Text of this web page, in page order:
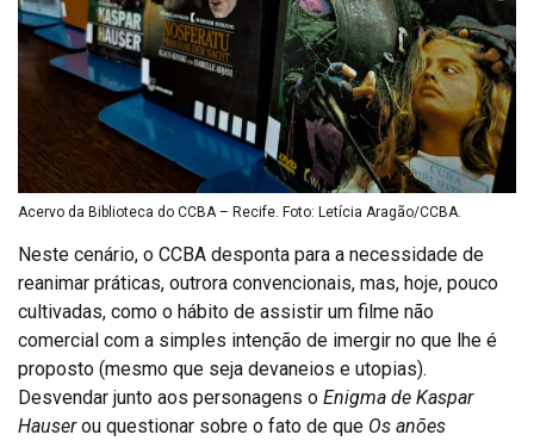
Acervo da Biblioteca do CCBA – Recife. Foto: Letícia Aragão/CCBA.
Neste cenário, o CCBA desponta para a necessidade de
reanimar práticas, outrora convencionais, mas, hoje, pouco
cultivadas, como o hábito de assistir um filme não
comercial com a simples intenção de imergir no que lhe é
proposto (mesmo que seja devaneios e utopias).
Desvendar junto aos personagens o Enigma de Kaspar
Hauserou questionar sobre o fato de que Os anões